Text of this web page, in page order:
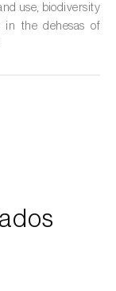
use, biodiversity
in the dehesas of